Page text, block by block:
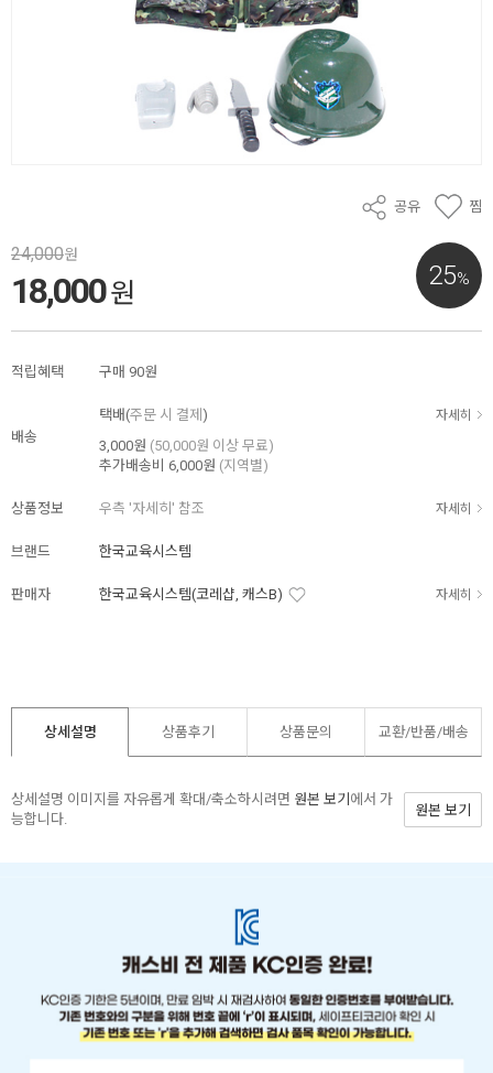
공유 찜
25%
24,000원
18,000원
적립혜택 구매 90원
배송
택배(주문 시 결제 ) 자세히
3,000원 (50,000원 이상 무료)
추가배송비 6,000원 (지역별)
상품정보 우측 '자세히' 참조 자세히
브랜드 한국교육시스템
판매자 한국교육시스템(코레샵, 캐스B) 자세히
상세설명 상품후기 상품문의 교환/반품/배송
상세설명 이미지를 자유롭게 확대/축소하시려면 원본 보기 에서 가
능합니다.
원본 보기